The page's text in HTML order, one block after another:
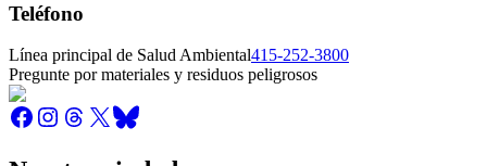
Teléfono
Línea principal de Salud Ambiental415-252-3800
Pregunte por materiales y residuos peligrosos